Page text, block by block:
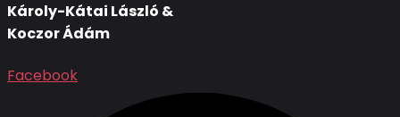
Károly-Kátai László &
Koczor Ádám
Facebook